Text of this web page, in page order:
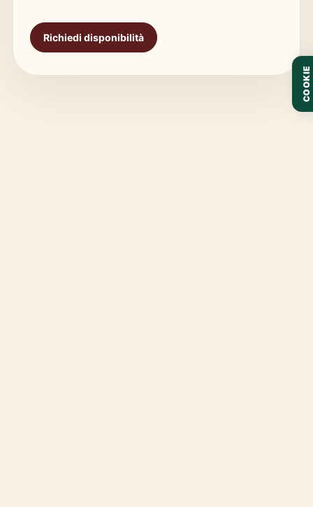
Richiedi disponibilità
COOKIE